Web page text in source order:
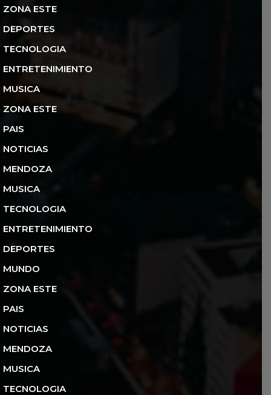
ZONA ESTE
DEPORTES
TECNOLOGIA
ENTRETENIMIENTO
MUSICA
ZONA ESTE
PAIS
NOTICIAS
MENDOZA
MUSICA
TECNOLOGIA
ENTRETENIMIENTO
DEPORTES
MUNDO
ZONA ESTE
PAIS
NOTICIAS
MENDOZA
MUSICA
TECNOLOGIA